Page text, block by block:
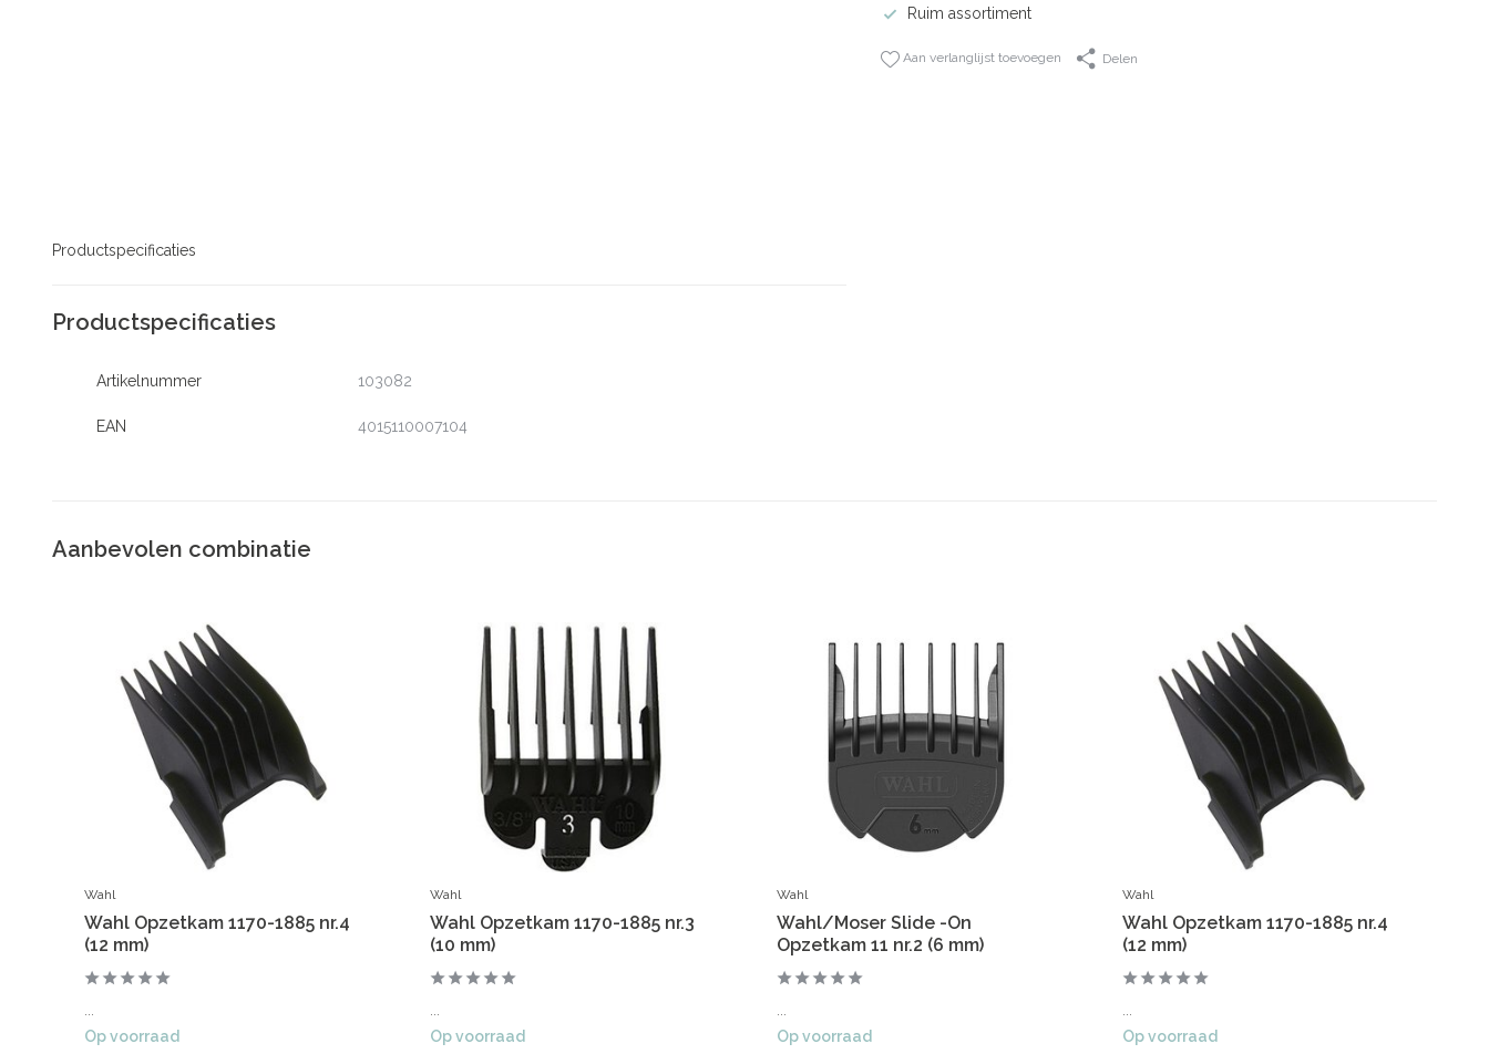
Productspecificaties
Productspecificaties
Artikelnummer 103082
EAN 4015110007104
Ruim assortiment
Aan verlanglijst toevoegen Delen
Aanbevolen combinatie
Wahl
Wahl Opzetkam 1170-1885 nr.4
(12 mm)
Op voorraad
Wahl
Wahl Opzetkam 1170-1885 nr.3
(10 mm)
Op voorraad
Wahl
Wahl/Moser Slide -On
Opzetkam 11 nr.2 (6 mm)
Op voorraad
Wahl
Wahl Opzetkam 1170-1885 nr.4
(12 mm)
Op voorraad